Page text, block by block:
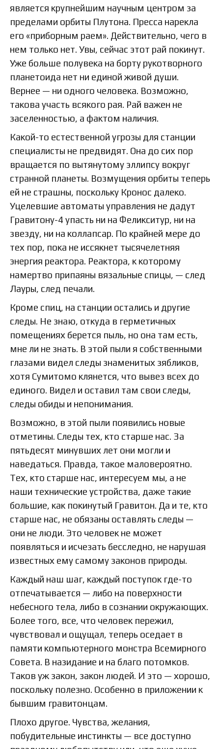
является крупнейшим научным центром за
пределами орбиты Плутона. Пресса нарекла
его «приборным раем». Действительно, чего в
нем только нет. Увы, сейчас этот рай покинут.
Уже больше полувека на борту рукотворного
планетоида нет ни единой живой души.
Вернее — ни одного человека. Возможно,
такова участь всякого рая. Рай важен не
заселенностью, а фактом наличия.
Какой-то естественной угрозы для станции
специалисты не предвидят. Она до сих пор
вращается по вытянутому эллипсу вокруг
странной планеты. Возмущения орбиты теперь
ей не страшны, поскольку Кронос далеко.
Уцелевшие автоматы управления не дадут
Гравитону-4 упасть ни на Феликситур, ни на
звезду, ни на коллапсар. По крайней мере до
тех пор, пока не иссякнет тысячелетняя
энергия реактора. Реактора, к которому
намертво припаяны вязальные спицы, — след
Лауры, след печали.
Кроме спиц, на станции остались и другие
следы. Не знаю, откуда в герметичных
помещениях берется пыль, но она там есть,
мне ли не знать. В этой пыли я собственными
глазами видел следы знаменитых зябликов,
хотя Сумитомо клянется, что вывез всех до
единого. Видел и оставил там свои следы,
следы обиды и непонимания.
Возможно, в этой пыли появились новые
отметины. Следы тех, кто старше нас. За
пятьдесят минувших лет они могли и
наведаться. Правда, такое маловероятно.
Тех, кто старше нас, интересуем мы, а не
наши технические устройства, даже такие
большие, как покинутый Гравитон. Да и те, кто
старше нас, не обязаны оставлять следы —
они не люди. Это человек не может
появляться и исчезать бесследно, не нарушая
известных ему самому законов природы.
Каждый наш шаг, каждый поступок где-то
отпечатывается — либо на поверхности
небесного тела, либо в сознании окружающих.
Более того, все, что человек пережил,
чувствовал и ощущал, теперь оседает в
памяти компьютерного монстра Всемирного
Совета. В назидание и на благо потомков.
Таков уж закон, закон людей. И это — хорошо,
поскольку полезно. Особенно в приложении к
бывшим гравитонцам.
Плохо другое. Чувства, желания,
побудительные инстинкты — все доступно